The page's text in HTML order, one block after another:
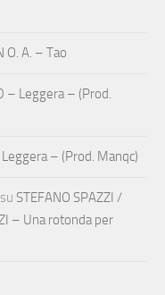
O. A. – Tao
– Leggera – (Prod.
– (Prod. Manqc)
su STEFANO SPAZZI /
– Una rotonda per